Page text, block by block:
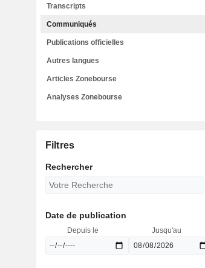
Transcripts
Communiqués
Publications officielles
Autres langues
Articles Zonebourse
Analyses Zonebourse
Filtres
Rechercher
Date de publication
Depuis le Jusqu'au